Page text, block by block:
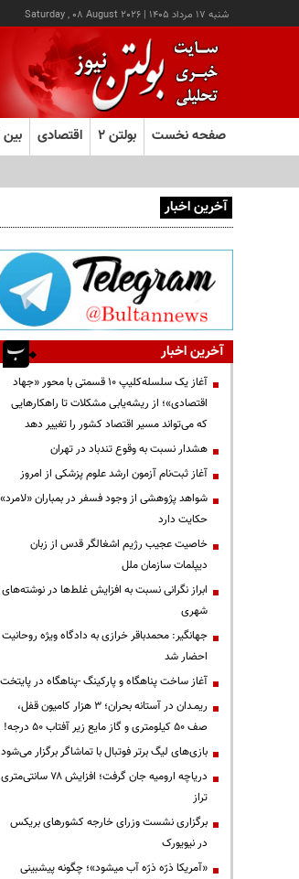
شنبه ۱۷ مرداد ۱۴۰۵ |
Saturday , 08 August 2026
صفحه نخست بولتن ۲ اقتصادی بین
آخرین اخبار
آخرین اخبار
آغاز یک سلسله‌کلیپ ۱۰ قسمتی با محور «جهاد
اقتصادی»؛ از ریشه‌یابی مشکلات تا راهکارهایی
که می‌تواند مسیر اقتصاد کشور را تغییر دهد
هشدار نسبت به وقوع تندباد در تهران
آغاز ثبت‌نام آزمون ارشد علوم پزشکی از امروز
شواهد پژوهشی از وجود فسفر در بمباران «لامرد»
حکایت دارد
خاصیت عجیب رژیم اشغالگر قدس از زبان
دیپلمات سازمان ملل
ابراز نگرانی نسبت به افزایش غلط‌ها در نوشته‌های
شهری
جهانگیر: محمدباقر خرازی به دادگاه ویژه روحانیت
احضار شد
آغاز ساخت پناهگاه و پارکینگ -پناهگاه در پایتخت
ریمـدان در آستانه بحران؛ ۳ هزار کامیون قفل،
صف ۵۰ کیلومتری و گاز مایع زیر آفتاب ۵۰ درجه!
بازی‌های لیگ برتر فوتبال با تماشاگر برگزار می‌شود
دریاچه ارومیه جان گرفت؛ افزایش ۷۸ سانتی‌متری
تراز
برگزاری نشست وزرای خارجه کشورهای بریکس
در نیویورک
«آمریکا ذرّه ذرّه آب میشود»؛ چگونه پیشبینی